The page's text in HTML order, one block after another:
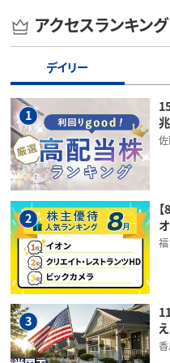
アクセスランキング
デイリー
1
2
福
3